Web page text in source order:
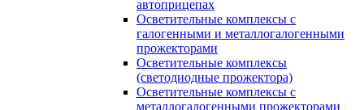
автоприцепах
Осветительные комплексы с
галогенными и металлогалогенными
прожекторами
Осветительные комплексы
(светодиодные прожектора)
Осветительные комплексы с
металлогалогенными прожекторами